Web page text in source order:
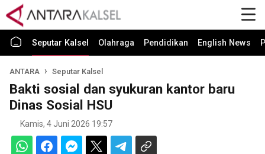
Seputar Kalsel Olahraga Pendidikan English News
ANTARA Seputar Kalsel
Bakti sosial dan syukuran kantor baru
Dinas Sosial HSU
Kamis, 4 Juni 2026 19:57